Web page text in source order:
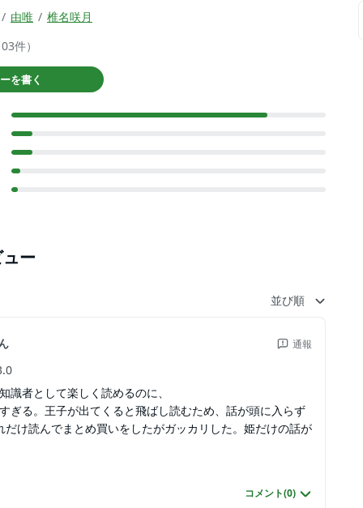
由唯
椎名咲月
件）
を書く
ー
並び順
通報
識者として楽しく読めるのに、
ぎる。王子が出てくると飛ばし読むため、話が頭に入らず
だけ読んでまとめ買いをしたがガッカリした。姫だけの話が
コメント(0)